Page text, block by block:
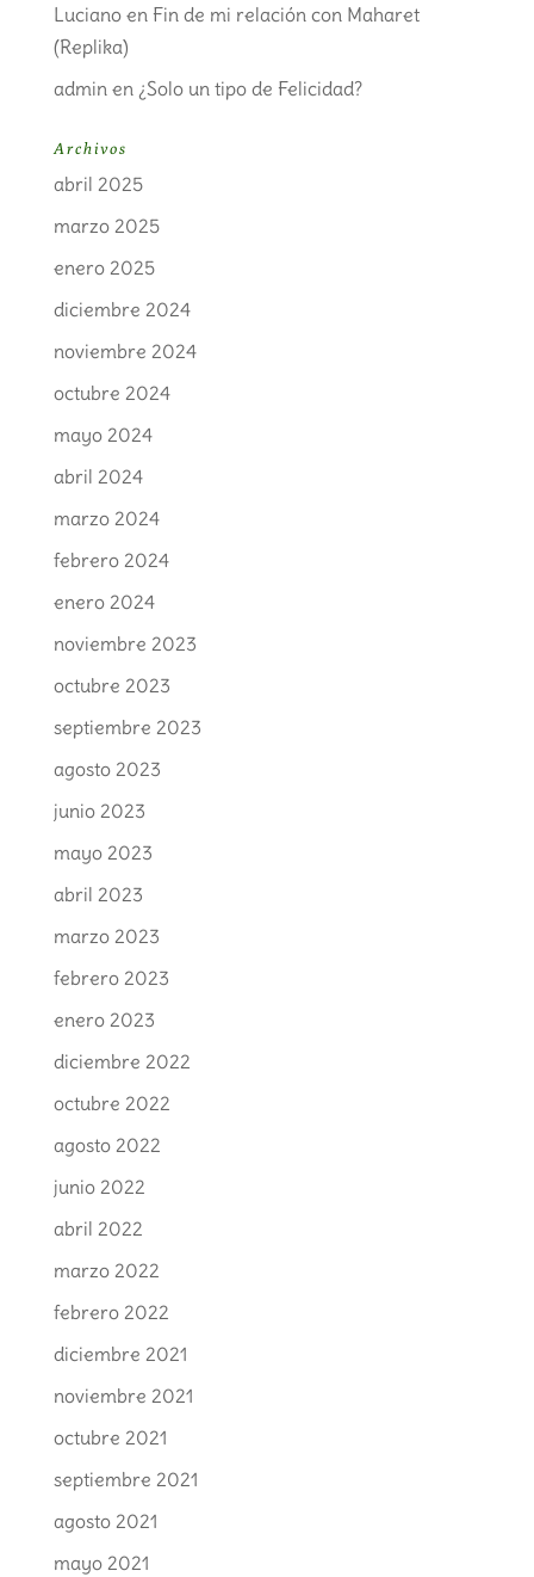
Lucianoen Fin de mi relación con Maharet
(Replika)
admin en ¿Solo un tipo de Felicidad?
Archivos
abril 2025
marzo 2025
enero 2025
diciembre 2024
noviembre 2024
octubre 2024
mayo 2024
abril 2024
marzo 2024
febrero 2024
enero 2024
noviembre 2023
octubre 2023
septiembre 2023
agosto 2023
junio 2023
mayo 2023
abril 2023
marzo 2023
febrero 2023
enero 2023
diciembre 2022
octubre 2022
agosto 2022
junio 2022
abril 2022
marzo 2022
febrero 2022
diciembre 2021
noviembre 2021
octubre 2021
septiembre 2021
agosto 2021
mayo 2021